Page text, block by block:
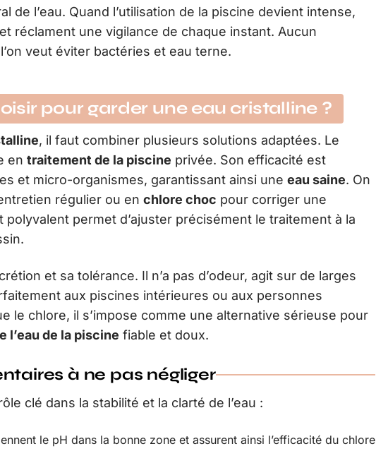
de l’eau. Quand l’utilisation de la piscine devient intense,
réclament une vigilance de chaque instant. Aucun
veut éviter bactéries et eau terne.
pour garder une eau cristalline ?
, il faut combiner plusieurs solutions adaptées. Le
en traitement de la piscine privée. Son efficacité est
et micro-organismes, garantissant ainsi une eau saine. On
régulier ou en chlore choc pour corriger une
permet d’ajuster précisément le traitement à la
et sa tolérance. Il n’a pas d’odeur, agit sur de larges
aux piscines intérieures ou aux personnes
le chlore, il s’impose comme une alternative sérieuse pour
l’eau de la piscine fiable et doux.
à ne pas négliger
clé dans la stabilité et la clarté de l’eau :
le pH dans la bonne zone et assurent ainsi l’efficacité du chlore